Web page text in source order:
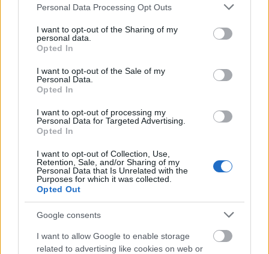
Please note that this website/app uses one or more Google
not limited to your visit or usage behaviour. You may click to
grant or deny consent to Google and its third-party tags to
use your data for below specified purposes in below Google
consent section.
Personal Data Processing Opt Outs
I want to opt-out of the Sharing of my
personal data.
Opted In
I want to opt-out of the Sale of my
Personal Data.
Opted In
I want to opt-out of processing my
Personal Data for Targeted Advertising.
Opted In
I want to opt-out of Collection, Use,
Retention, Sale, and/or Sharing of my
Personal Data that Is Unrelated with the
Purposes for which it was collected.
Opted Out
Google consents
I want to allow Google to enable storage
related to advertising like cookies on web or
usa box office: blackout
usa box office: kis kedvencek
szinkronhangok: x-men: sötét főnix
usa box office: szörnyek mamija